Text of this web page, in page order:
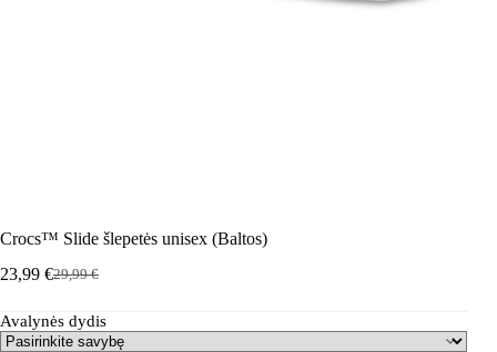
Crocs™ Slide šlepetės unisex (Baltos)
29,99€
Pradinė
buvo:
29,99 €.
23,99 €Dabartinė
yra:
23,99 €.
Avalynės dydis